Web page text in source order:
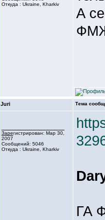
Откуда : Ukraine, Kharkiv
А
Juri Тема
Зарегистрирован: Мар 30,
2007
Сообщений: 5046
Откуда : Ukraine, Kharkiv
ГА